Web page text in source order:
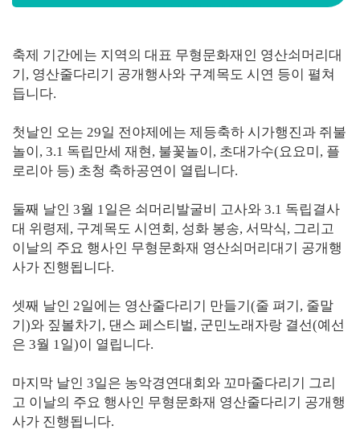
축제 기간에는 지역의 대표 무형문화재인 영산쇠머리대
기, 영산줄다리기 공개행사와 구계목도 시연 등이 펼쳐
듭니다.
첫날인 오는 29일 전야제에는 제등축하 시가행진과 쥐불
놀이, 3.1 독립만세 재현, 불꽃놀이, 초대가수(요요미, 플
로리아 등) 초청 축하공연이 열립니다.
둘째 날인 3월 1일은 쇠머리발굴비 고사와 3.1 독립결사
대 위령제, 구계목도 시연회, 성화 봉송, 서막식, 그리고
이날의 주요 행사인 무형문화재 영산쇠머리대기 공개행
사가 진행됩니다.
셋째 날인 2일에는 영산줄다리기 만들기(줄 펴기, 줄말
기)와 짚볼차기, 댄스 페스티벌, 군민노래자랑 결선(예선
은 3월 1일)이 열립니다.
마지막 날인 3일은 농악경연대회와 꼬마줄다리기 그리
고 이날의 주요 행사인 무형문화재 영산줄다리기 공개행
사가 진행됩니다.